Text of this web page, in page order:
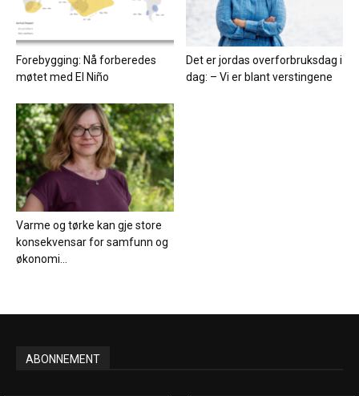
Forebygging: Nå forberedes
møtet med El Niño
Det er jordas overforbruksdag i
dag: – Vi er blant verstingene
Varme og tørke kan gje store
konsekvensar for samfunn og
økonomi...
ABONNEMENT